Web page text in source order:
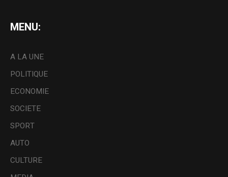
MENU:
A LA UNE
POLITIQUE
ECONOMIE
SOCIETE
SPORT
AUTO
CULTURE